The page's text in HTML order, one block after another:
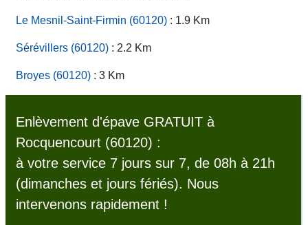
Le Mesnil-Saint-Firmin (60120) : 1.9 Km
Sérévillers (60120) : 2.2 Km
Broyes (60120) : 3 Km
Enlèvement d'épave GRATUIT à
Rocquencourt (60120) :
à votre service 7 jours sur 7, de 08h à 21h
(dimanches et jours fériés). Nous
intervenons rapidement !